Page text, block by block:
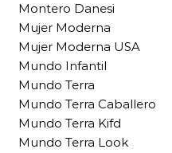
Montero Danesi
Mujer Moderna
Mujer Moderna USA
Mundo Infantil
Mundo Terra
Mundo Terra Caballero
Mundo Terra Kifd
Mundo Terra Look